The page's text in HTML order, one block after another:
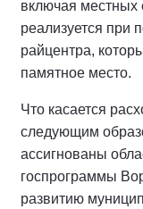
включая местных
реализуется при
райцентра,
памятное место.
Что касается
следующим
ассигнованы
госпрограммы
развитию